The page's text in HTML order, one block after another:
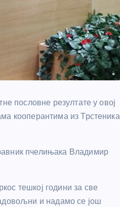
пословне резултате у овој
кооперантима из Трстеника,
пчелињака Владимир
тешкој години за све
и надамо се још